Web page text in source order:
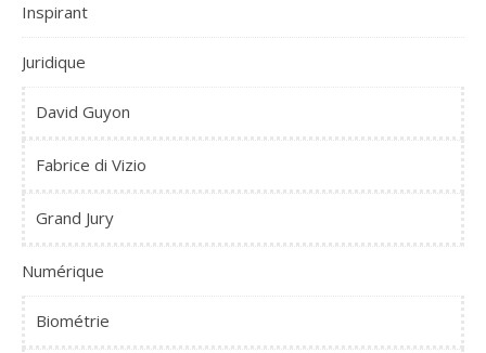
Inspirant
Juridique
David Guyon
Fabrice di Vizio
Grand Jury
Numérique
Biométrie